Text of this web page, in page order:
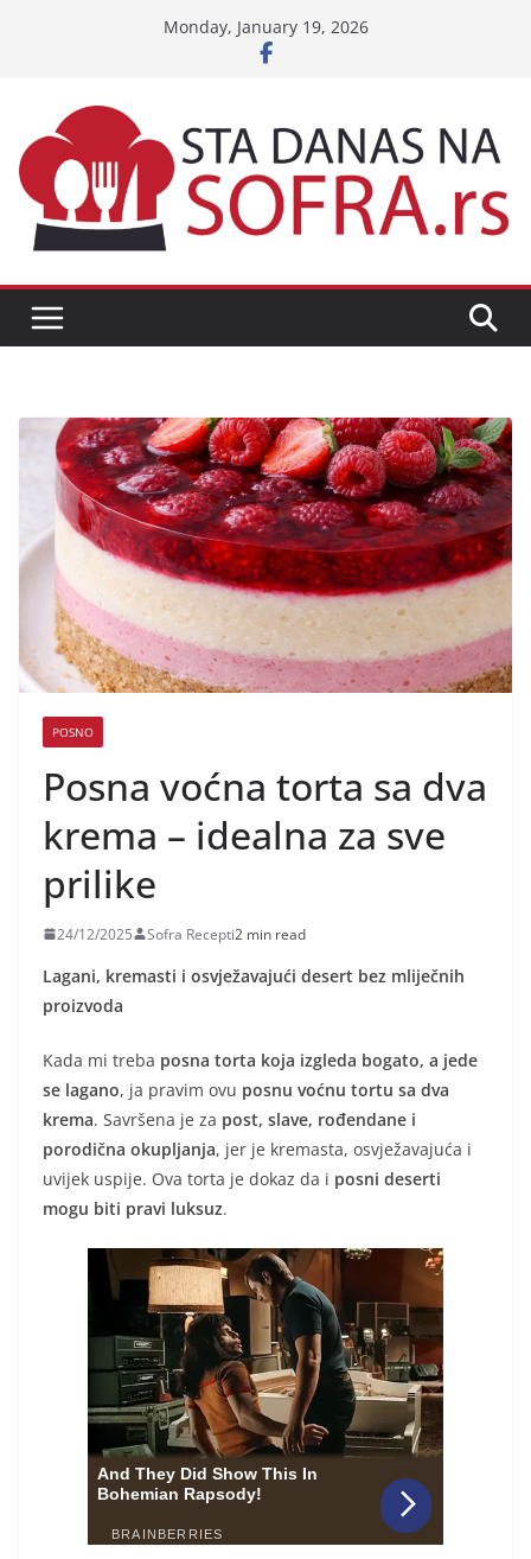
Monday, January 19, 2026
POSNO
Posna voćna torta sa dva
krema – idealna za sve
prilike
24/12/2025 Sofra Recepti2 min read
Lagani, kremasti i osvježavajući desert bez mliječnih
proizvoda
Kada mi treba posna torta koja izgleda bogato, a jede
se lagano, ja pravim ovu posnu voćnu tortu sa dva
krema. Savršena je za post, slave, rođendane i
porodična okupljanja, jer je kremasta, osvježavajuća i
uvijek uspije. Ova torta je dokaz da i posni deserti
mogu biti pravi luksuz.